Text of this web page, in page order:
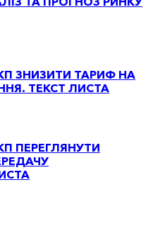
ЗНИЗИТИ ТАРИФ НА
ТЕКСТ ЛИСТА
ПЕРЕГЛЯНУТИ